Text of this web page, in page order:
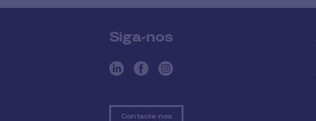
Siga-nos
Contacte-nos